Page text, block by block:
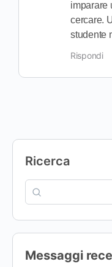
imparare
cercare.
studente
Rispondi
Ricerca
Messaggi